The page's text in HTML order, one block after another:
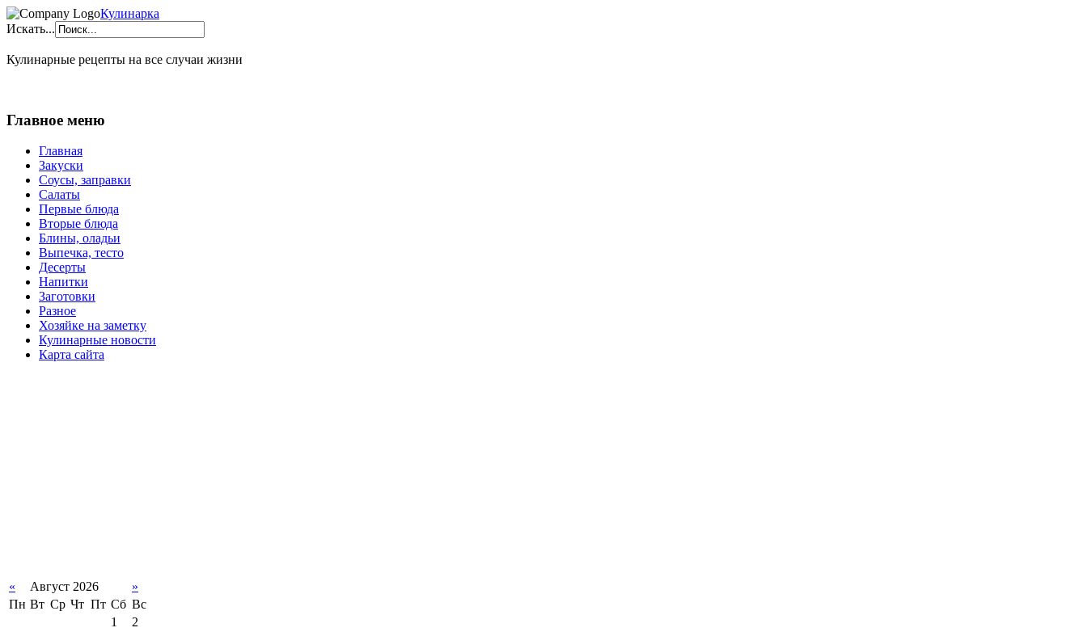
Кулинарка
Искать...
Кулинарные рецепты на все случаи жизни
Главное меню
Главная
Закуски
Соусы, заправки
Салаты
Первые блюда
Вторые блюда
Блины, оладьи
Выпечка, тесто
Десерты
Напитки
Заготовки
Разное
Хозяйке на заметку
Кулинарные новости
Карта сайта
« Август 2026
»
Пн Вт Ср Чт Пт Сб Вс
1
2